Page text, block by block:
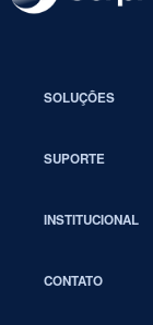
SOLUÇÕES
SUPORTE
INSTITUCIONAL
CONTATO